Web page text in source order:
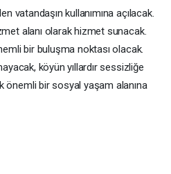
vatandaşın kullanımına açılacak.
alanı olarak hizmet sunacak.
bir buluşma noktası olacak.
köyün yıllardır sessizliğe
önemli bir sosyal yaşam alanına